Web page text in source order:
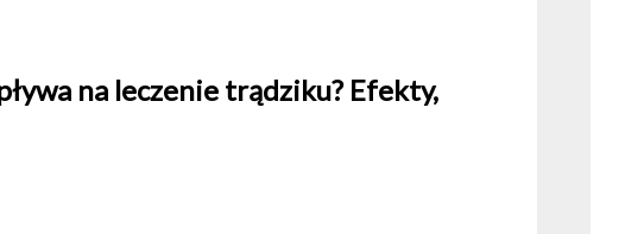
na leczenie trądziku? Efekty,